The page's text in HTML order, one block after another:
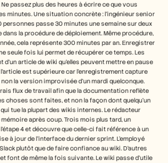
passez plus des heures à écrire ce que vous
minutes. Une situation concrète : l'ingénieur senior
personnes passe 30 minutes une semaine sur deux
dans la procédure de déploiement. Même procédure,
cela représente 300 minutes par an. Enregistrer
seule fois lui permet de récupérer ce temps. Les
article de wiki qu'elles peuvent mettre en pause
est supérieure car l'enregistrement capture
la version improvisée d'un mardi quelconque.
flux de travail afin que la documentation reflète
choses sont faites, et non la façon dont quelqu'un
tue la plupart des wikis internes. Le rédacteur
après coup. Trois mois plus tard, un
4 et découvre que celle-ci fait référence à un
à jour de l'interface du dernier sprint. L'employé
plutôt que de faire confiance au wiki. D'autres
font de même la fois suivante. Le wiki passe d'utile